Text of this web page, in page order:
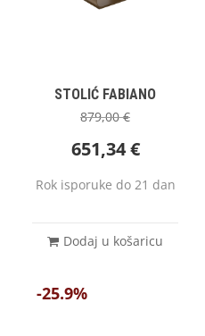
STOLIĆ FABIANO
879,00€
651,34€
Rok isporuke do 21 dan
Dodaj u košaricu
-25.9%